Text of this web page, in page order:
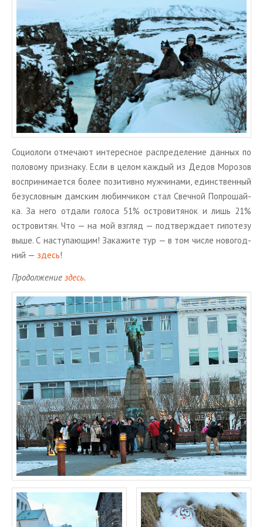
Со­цио­ло­ги от­ме­ча­ют ин­те­рес­ное рас­пре­де­ле­ние дан­ных по
по­ло­во­му при­зна­ку. Если в целом каж­дый из Дедов Мо­ро­зов
вос­при­ни­ма­ет­ся более по­зи­тив­но муж­чи­на­ми, един­ствен­ный
без­услов­ным дам­ским лю­бим­чи­ком стал Свеч­ной По­про­шай­
ка. За него от­да­ли го­ло­са 51% ост­ро­ви­тя­нок и лишь 21%
ост­ро­ви­тян. Что — на мой взгляд — под­твер­жда­ет ги­по­те­зу
выше. С на­сту­па­ю­щим! За­ка­жи­те тур — в том числе но­во­год­
ний — здесь!
Про­дол­же­ние здесь.